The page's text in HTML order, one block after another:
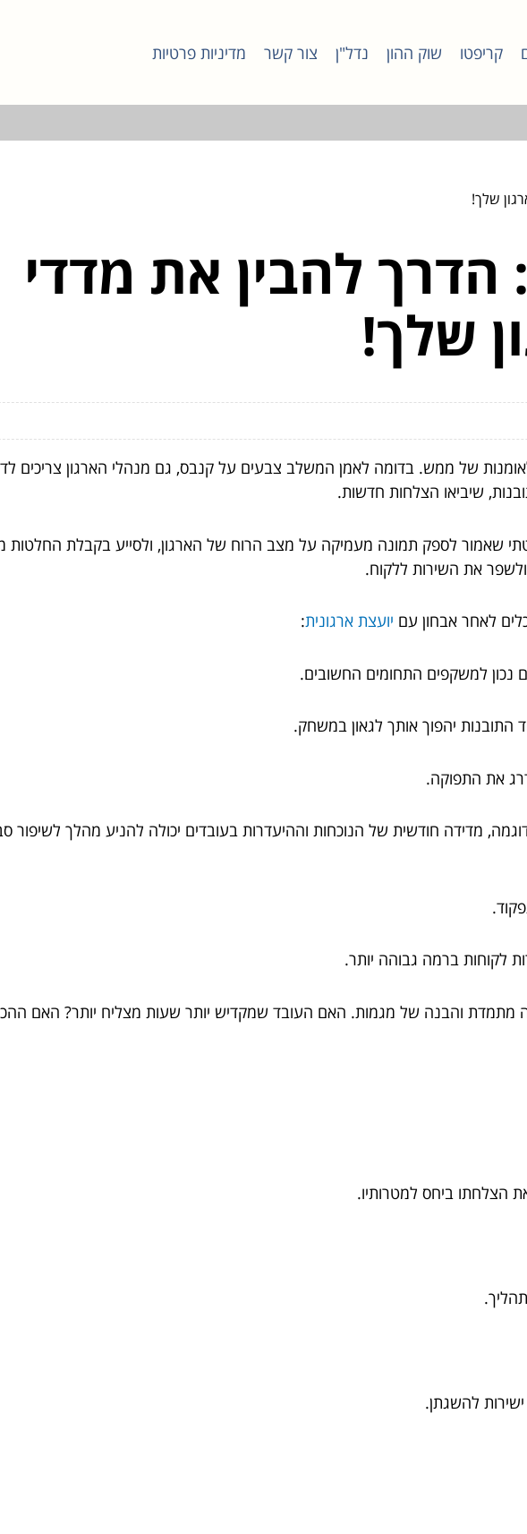
קריפטו שוק ההון נדל"ן צור קשר מדיניות פרטיות
שלך!
להבין את מדדי
שלך!
של ממש. בדומה לאמן המשלב צבעים על קנבס, גם מנהלי הארגון צריכים
שיביאו הצלחות חדשות.
שאמור לספק תמונה מעמיקה על מצב הרוח של הארגון, ולסייע בקבלת החלטות
ולשפר את השירות ללקוח.
לאחר אבחון עם יועצת ארגונית:
את התפוקה.
מדידה חודשית של הנוכחות וההיעדרות בעובדים יכולה להניע מהלך לשיפור
לקוחות ברמה גבוהה יותר.
מתמדת והבנה של מגמות. האם העובד שמקדיש יותר שעות מצליח יותר? האם
הצלחתו ביחס למטרותיו.